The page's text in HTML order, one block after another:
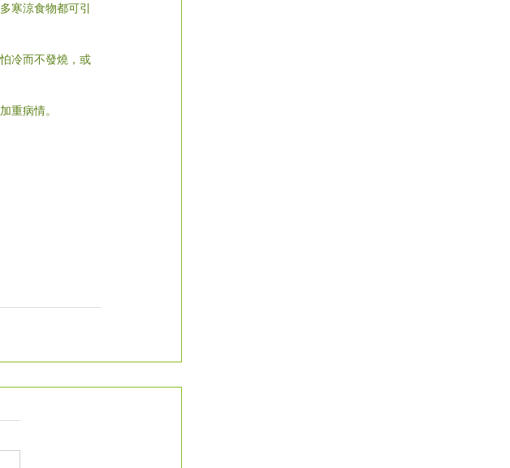
寒涼食物都可引
冷而不發燒，或
重病情。